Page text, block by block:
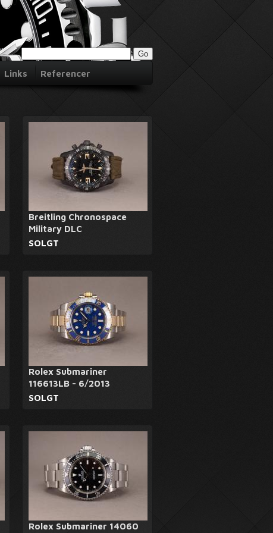
Links Referencer
Breitling Chronospace
Military DLC
SOLGT
Rolex Submariner
116613LB - 6/2013
SOLGT
Rolex Submariner 14060